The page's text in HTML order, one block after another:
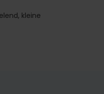
kleine